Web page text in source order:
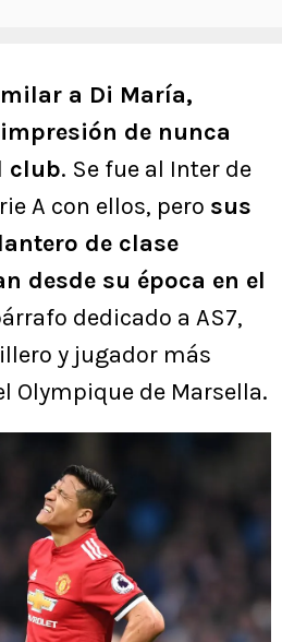
a Di María,
de nunca
club. Se fue al Inter de
A con ellos, pero sus
de clase
desde su época en el
dedicado a AS7,
y jugador más
Olympique de Marsella.